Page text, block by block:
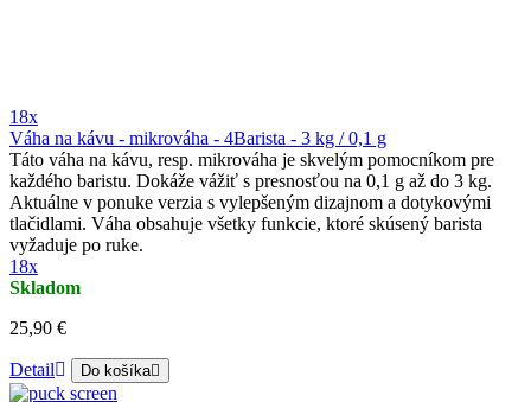
18x
Váha na kávu - mikrováha - 4Barista - 3 kg / 0,1 g
Táto váha na kávu, resp. mikrováha je skvelým pomocníkom pre
každého baristu. Dokáže vážiť s presnosťou na 0,1 g až do 3 kg.
Aktuálne v ponuke verzia s vylepšeným dizajnom a dotykovými
tlačidlami. Váha obsahuje všetky funkcie, ktoré skúsený barista
vyžaduje po ruke.
18x
Skladom
25,90 €
Detail Do košíka